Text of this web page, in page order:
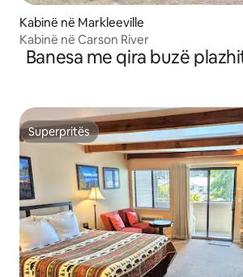
Kabinë në Markleeville
Kabinë në Carson River
Banesa me qira buzë
Superpritës
Superpritës